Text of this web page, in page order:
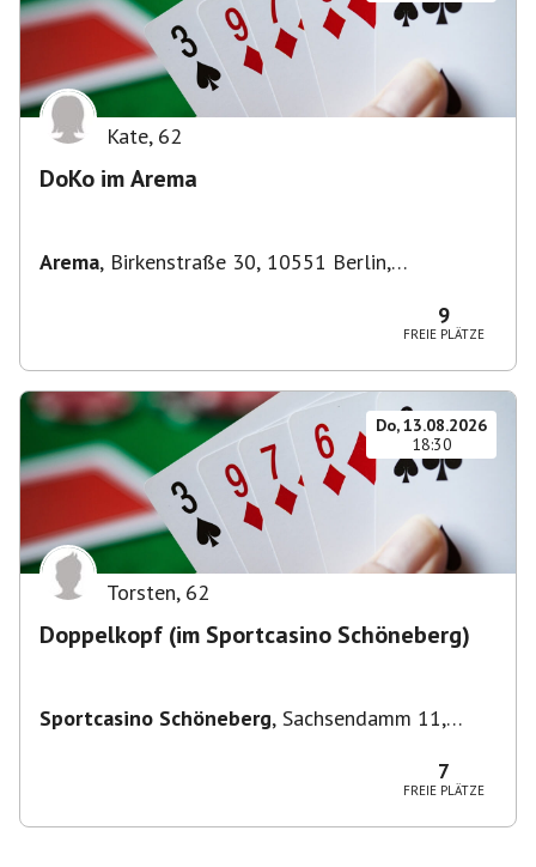
Kate, 62
DoKo im Arema
Arema, Birkenstraße 30, 10551 Berlin,
9
FREIE PLÄTZE
Do, 13.08.2026
18:30
Torsten, 62
Doppelkopf (im Sportcasino Schöneberg)
Sportcasino Schöneberg, Sachsendamm 11,
7
FREIE PLÄTZE